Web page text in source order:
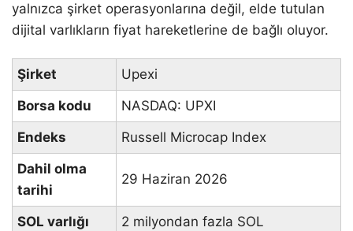
yalnızca şirket operasyonlarına değil, elde tutulan
dijital varlıkların fiyat hareketlerine de bağlı oluyor.
Şirket
Upexi
Borsa kodu
NASDAQ: UPXI
Endeks
Russell Microcap Index
Dahil olma
tarihi
29 Haziran 2026
SOL varlığı 2 milyondan fazla SOL